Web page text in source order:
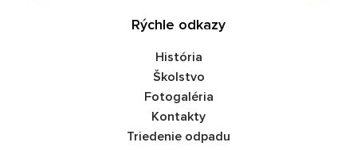
Rýchle odkazy
História
Školstvo
Fotogaléria
Kontakty
Triedenie odpadu